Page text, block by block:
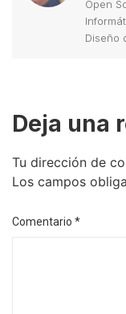
Open
Diseño
Deja una
Tu dirección de
Los campos
Comentario *